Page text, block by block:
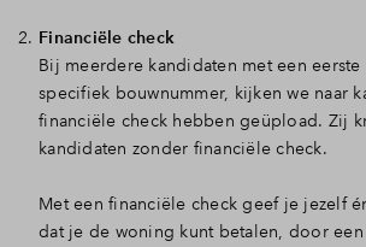
Financiële check
Bij meerdere kandidaten met een
specifiek bouwnummer, kijken we naar
financiële check hebben geüpload. Zij
kandidaten zonder financiële check.
Met een financiële check geef je jezelf
dat je de woning kunt betalen, door